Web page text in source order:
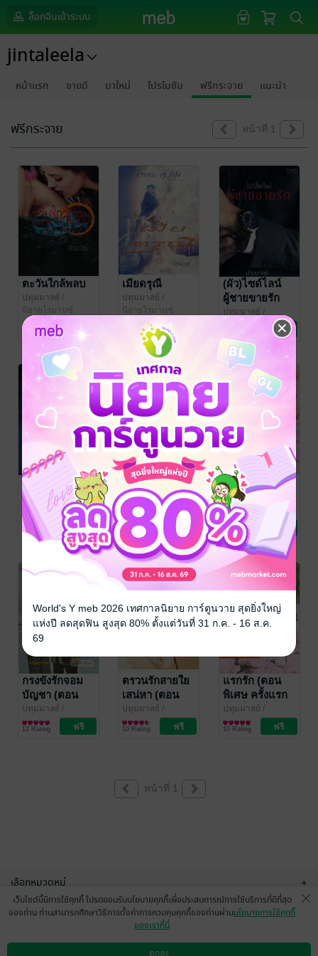
ล็อกอินเข้าระบบ
jintaleela
หน้าแรก ขายดี มาใหม่ โปรโมชัน ฟรีกระจาย แนะนำ
ฟรีกระจาย หน้าที่ 1
ตะวันใกล้พลบ
ปทุมมาลย์ /
jintaleela
นิยายโรมานซ์
112 Rating
เมียดรุณี
ปทุมมาลย์ /
jintaleela
นิยายโรมานซ์
162 Rating
(ผัว)ไซด์ไลน์
ผู้ชายขายรัก
ปทุมมาลย์ /
นิยายโรมานซ์
62 Rating
One night
stand
[audition
issue] ซุป'ตาร์
หนุ่มหล่อกับ
หนุ่มน้อยนักล่า
ฝัน
ปทุมมาลย์
/
jintaleela
นิยายวาย Boy
Love / Yaoi
30 Rating
จะยั่วจนกว่าจะ
รัก (ตอนพิเศษ
Love Revealed
ปรารถนา)
ปทุมมาลย์
jintaleela
นิยายโรมานซ์
11 Rating
อยากจะรักไม่
ยากเลย (ตอน
พิเศษ ประกาศิต
ทัณฑ์พิศวาส)
ปทุมมาลย์
jintaleela
นิยายโรมานซ์
4 Rating
กรงขังรักจอม
บัญชา (ตอน
พิเศษ)
ปทุมมาลย์ /
jintaleela
นิยายวาย Boy
Love / Yaoi
12 Rating
ตรวนรักสายใย
เสน่หา (ตอน
พิเศษ)
ปทุมมาลย์ /
jintaleela
นิยายรัก
10 Rating
แรกรัก (ตอน
พิเศษ ครั้งแรก
กับเพื่อนที่เป็น
เหมือนลม
ปทุมมาลย์ /
jintaleela
นิยายรัก
10 Rating
หน้าที่ 1
เลือกหมวดหมู่ +
บริการช่วยเหลือ
เว็บไซต์นี้มีการใช้คุกกี้ โปรดยอมรับนโยบายคุกกี้เพื่อประสบการณ์การใช้บริการที่ดีที่สุด
ของท่าน ท่านสามารถศึกษาวิธีการตั้งค่าการควบคุมคุกกี้ของท่านผ่านนโยบายการใช้คุกกี้
ของเราที่นี่
ตกลง
World's Y meb 2026 เทศกาลนิยาย การ์ตูนวาย สุดยิ่งใหญ่
แห่งปี ลดสุดฟิน สูงสุด 80% ตั้งแต่วันที่ 31 ก.ค. - 16 ส.ค.
69